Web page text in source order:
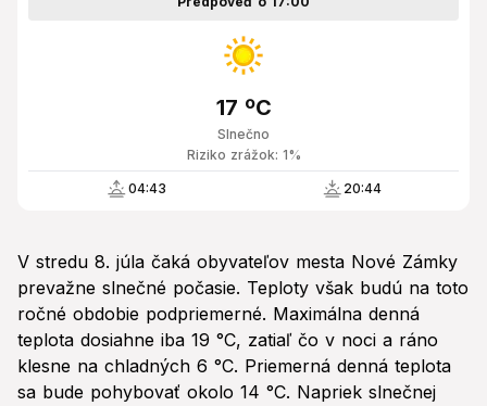
Slnečno
17 ºC
Riziko zrážok: 1%
04:43 20:44
V stredu 8. júla čaká obyvateľov mesta Nové Zámky
prevažne slnečné počasie. Teploty však budú na toto
ročné obdobie podpriemerné. Maximálna denná
teplota dosiahne iba 19 °C, zatiaľ čo v noci a ráno
klesne na chladných 6 °C. Priemerná denná teplota
sa bude pohybovať okolo 14 °C. Napriek slnečnej